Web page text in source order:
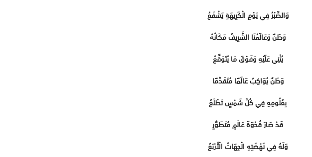
وَالصَّبْرُ فِي يَوْمِ الْكَرِيهَةِ يَشْفَعُ
وَطَنٌ وَعَالَمُنَا الشَّرِيفُ مَكَانُهُ
يُثْنِي عَلَيْهِ وَفَوْقَ مَا يُتَوَقَّعُ
وَطَنٌ يُوَاكِبُ عَالَمًا مُتَقَدِّمًا
بِعُلُومِهِ فِي كُلِّ شَمْسٍ تَطْلَعُ
قَدْ صَارَ قُدْوَةَ عَالَمٍ مُتَطَوِّرٍ
وَلَهُ فِي نَهْضَتِهِ الْجِهَاتُ الْأَرْبَعُ